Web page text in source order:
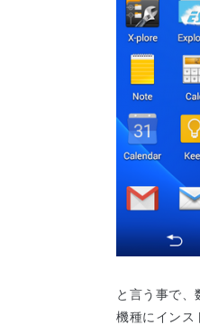
と言う事で
機種にインス